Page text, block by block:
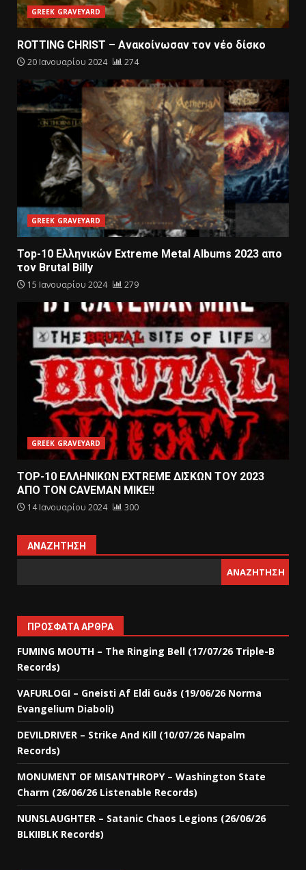
GREEK GRAVEYARD
ROTTING CHRIST – Aνακοίνωσαν τον νέο δίσκο
20 Ιανουαρίου 2024 274
GREEK GRAVEYARD
Top-10 Eλληνικών Extreme Metal Αlbums 2023 απο
τον Βrutal Billy
15 Ιανουαρίου 2024 279
GREEK GRAVEYARD
TOP-10 ΕΛΛΗΝΙΚΩΝ EXTREME ΔΙΣΚΩΝ ΤΟΥ 2023
ΑΠΟ ΤΟΝ CAVEMAN MIKE!!
14 Ιανουαρίου 2024 300
ΑΝΑΖΉΤΗΣΗ
ΑΝΑΖΉΤΗΣΗ
ΠΡΌΣΦΑΤΑ ΆΡΘΡΑ
FUMING MOUTH – The Ringing Bell (17/07/26 Triple-B
Records)
VAFURLOGI – Gneisti Af Eldi Guðs (19/06/26 Norma
Evangelium Diaboli)
DEVILDRIVER – Strike And Kill (10/07/26 Napalm
Records)
MONUMENT OF MISANTHROPY – Washington State
Charm (26/06/26 Listenable Records)
NUNSLAUGHTER – Satanic Chaos Legions (26/06/26
BLKIIBLK Records)